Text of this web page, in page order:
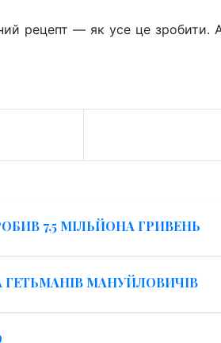
рецепт — як усе це
7,5 МІЛЬЙОНА ГРИВЕНЬ
МАНУЙЛОВИЧІВ